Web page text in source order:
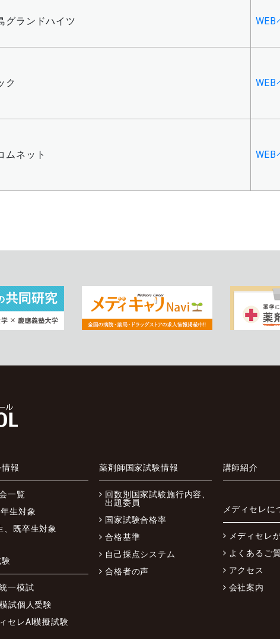
グランドハイツ WEB
ク WEB
ムネット WEB
報
一覧
生対象
、既卒生対象
一模試
試個人受験
セレAI模擬試験
薬剤師国家試験情報
回数別国家試験施行内容、
出題委員
国家試験合格率
合格基準
自己採点システム
合格者の声
講師紹介
メディセレに
メディセレ
よくあるご
アクセス
会社案内